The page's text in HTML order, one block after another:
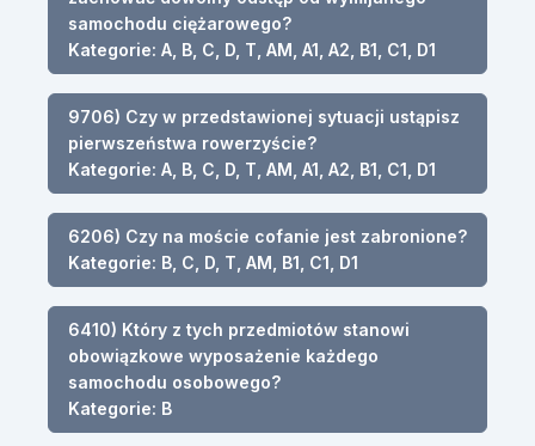
samochodu ciężarowego?
Kategorie: A, B, C, D, T, AM, A1, A2, B1, C1, D1
9706) Czy w przedstawionej sytuacji ustąpisz
pierwszeństwa rowerzyście?
Kategorie: A, B, C, D, T, AM, A1, A2, B1, C1, D1
6206) Czy na moście cofanie jest zabronione?
Kategorie: B, C, D, T, AM, B1, C1, D1
6410) Który z tych przedmiotów stanowi
obowiązkowe wyposażenie każdego
samochodu osobowego?
Kategorie: B